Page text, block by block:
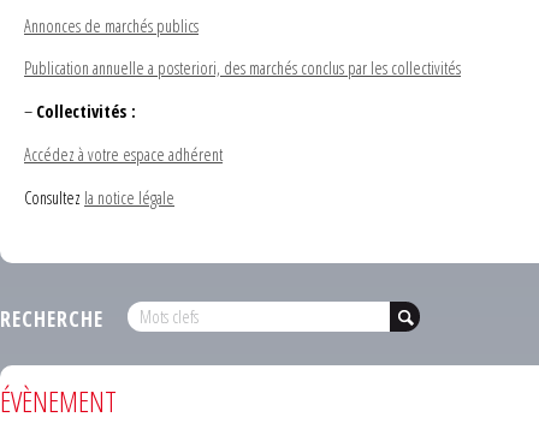
Annonces de marchés publics
Publication annuelle a posteriori, des marchés conclus par les collectivités
– Collectivités :
Accédez à votre espace adhérent
Consultez la notice légale
RECHERCHE
ÉVÈNEMENT